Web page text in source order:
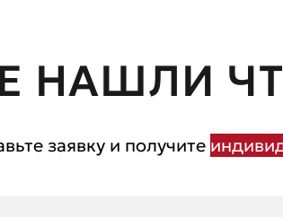
НАШЛИ
заявку и получите